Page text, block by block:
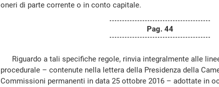
oneri di parte corrente o in conto capitale.
Pag. 44
Riguardo a tali specifiche regole, rinvia integralmente alle
procedurale – contenute nella lettera della Presidenza della
Commissioni permanenti in data 25 ottobre 2016 – adottate in